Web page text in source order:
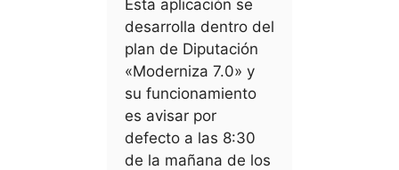
Esta aplicación se
desarrolla dentro del
plan de Diputación
«Moderniza 7.0» y
su funcionamiento
es avisar por
defecto a las 8:30
de la mañana de los